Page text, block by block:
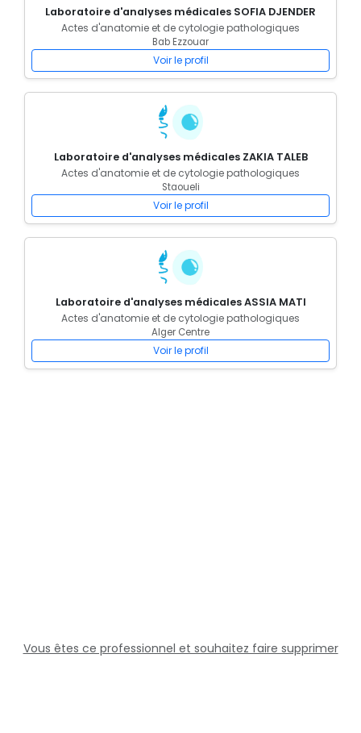
Laboratoire d'analyses médicales SOFIA DJENDER
Actes d'anatomie et de cytologie pathologiques
Bab Ezzouar
Voir le profil
Laboratoire d'analyses médicales ZAKIA TALEB
Actes d'anatomie et de cytologie pathologiques
Staoueli
Voir le profil
Laboratoire d'analyses médicales ASSIA MATI
Actes d'anatomie et de cytologie pathologiques
Alger Centre
Voir le profil
Vous êtes ce professionnel et souhaitez faire supprimer